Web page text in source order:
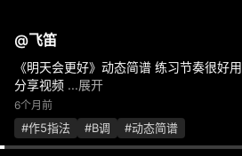
@飞笛
《明天会更好》动态简谱 练习节奏很好用
分享视频 ...展开
6个月前
#作5指法 #B调 #动态简谱